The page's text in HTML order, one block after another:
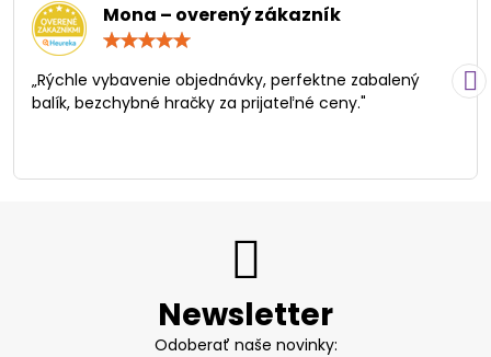
Mona – overený zákazník
/
5
„Rýchle vybavenie objednávky, perfektne zabalený
balík, bezchybné hračky za prijateľné ceny."
Newsletter
Odoberať naše novinky: